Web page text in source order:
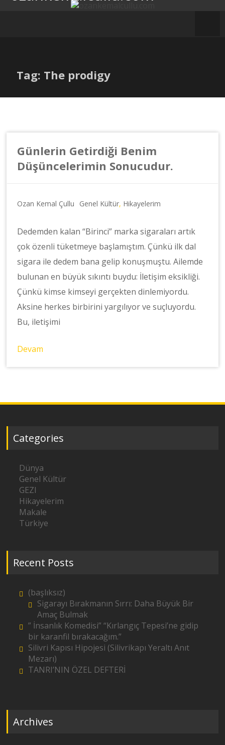
Tag: The prodigy
Günlerin Getirdiği Benim
Düşüncelerimin Sonucudur.
Ozan Kemal Çullu Genel Kültür, Hikayelerim
Dedemden kalan “Birinci” marka sigaraları artık
çok özenli tüketmeye başlamıştım. Çünkü ilk dal
sigara ile dedem bana gelip konuşmuştu. Ailemde
bulunan en büyük sıkıntı buydu: İletişim eksikliği.
Çünkü kimse kimseyi gerçekten dinlemiyordu.
Aksine herkes birbirini yargılıyor ve suçluyordu.
Bu, iletişimi
Devam
Categories
Dünya
Genel Kültür
GEZI
Hikayelerim
Makale
Türkiye
Recent Posts
(başlıksız)
Sigarayı Bırakmanın Sırrı: Daha Büyük Bir
Amaç Bulmak
” İnsanlık Komedisi” “Kırlangıç Tepesi’ne gidip
bir karanfil bırakacağım.”
Silivri Kapısı Hipojesi (Silivrikapı Yeraltı Anıt
Mezarı)
TANRI’NIN ÖZEL DEFTERİ
Archives